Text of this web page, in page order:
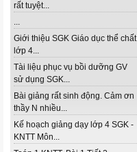
rất tuyệt...
...
Giới thiệu SGK Giáo dục thể chất
lớp 4...
Tài liệu phục vụ bồi dưỡng GV
sử dụng SGK...
Bài giảng rất sinh động. Cảm ơn
thầy N nhiều...
Kế hoạch giảng dạy lớp 4 SGK -
KNTT Môn...